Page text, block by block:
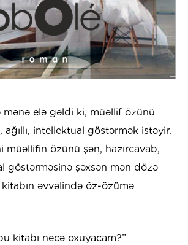
elə gəldi ki, müəllif özünü
ağıllı, intellektual göstərmək istəyir.
müəllifin özünü şən, hazırcavab,
göstərməsinə şəxsən mən dözə
əvvəlində öz-özümə
kitabı necə oxuyacam?”